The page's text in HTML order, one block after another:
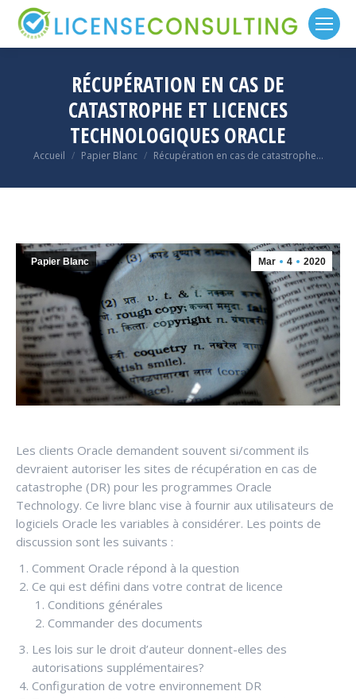
RÉCUPÉRATION EN CAS DE
CATASTROPHE ET LICENCES
TECHNOLOGIQUES ORACLE
Vous êtes ici :
Accueil Papier Blanc Récupération en cas de catastrophe…
Mar 4 2020
Papier Blanc
Les clients Oracle demandent souvent si/comment ils
devraient autoriser les sites de récupération en cas de
catastrophe (DR) pour les programmes Oracle
Technology. Ce livre blanc vise à fournir aux utilisateurs de
logiciels Oracle les variables à considérer. Les points de
discussion sont les suivants :
Comment Oracle répond à la question
Ce qui est défini dans votre contrat de licence
Conditions générales
Commander des documents
Les lois sur le droit d’auteur donnent-elles des
autorisations supplémentaires?
Configuration de votre environnement DR